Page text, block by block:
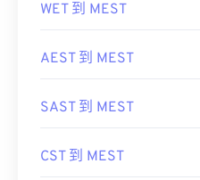
WET 到 MEST
AEST 到 MEST
SAST 到 MEST
CST 到 MEST